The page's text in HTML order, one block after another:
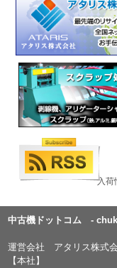
入荷
中古機ドットコム -
運営会社 アタリス株式
【本社】